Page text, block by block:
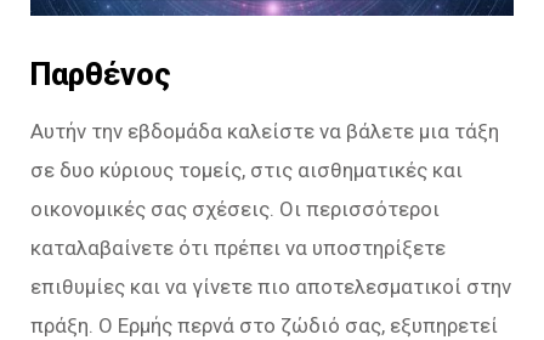
Παρθένος
Αυτήν την εβδομάδα καλείστε να βάλετε μια τάξη
σε δυο κύριους τομείς, στις αισθηματικές και
οικονομικές σας σχέσεις. Οι περισσότεροι
καταλαβαίνετε ότι πρέπει να υποστηρίξετε
επιθυμίες και να γίνετε πιο αποτελεσματικοί στην
πράξη. Ο Ερμής περνά στο ζώδιό σας, εξυπηρετεί